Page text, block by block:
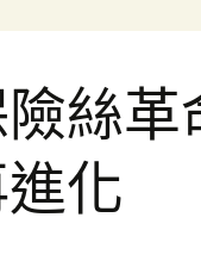
絲革
化